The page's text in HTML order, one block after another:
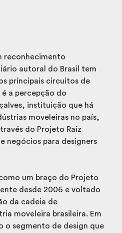
reconhecimento
autoral do Brasil tem
principais circuitos de
a percepção do
instituição que há
moveleiras no país,
do Projeto Raiz
negócios para designers
um braço do Projeto
desde 2006 e voltado
da cadeia de
moveleira brasileira. Em
o segmento de design que